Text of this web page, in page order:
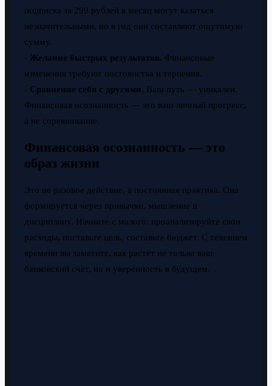
подписка за 299 рублей в месяц могут казаться
незначительными, но в год они составляют ощутимую
сумму.
- Желание быстрых результатов. Финансовые
изменения требуют постоянства и терпения.
- Сравнение себя с другими. Ваш путь — уникален.
Финансовая осознанность — это ваш личный прогресс,
а не соревнование.
Финансовая осознанность — это
образ жизни
Это не разовое действие, а постоянная практика. Она
формируется через привычки, мышление и
дисциплину. Начните с малого: проанализируйте свои
расходы, поставьте цель, составьте бюджет. С течением
времени вы заметите, как растёт не только ваш
банковский счёт, но и уверенность в будущем.